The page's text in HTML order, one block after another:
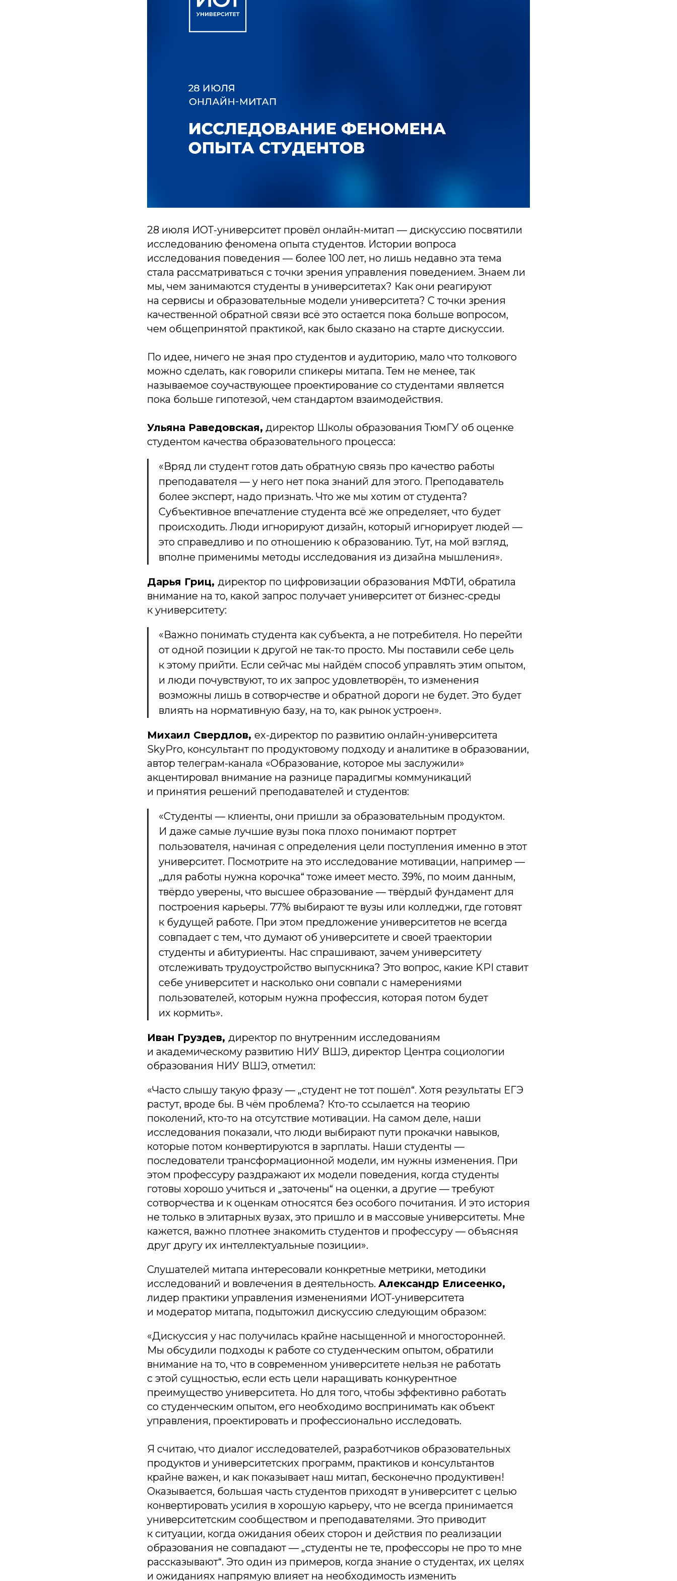
28 июля ИОТ-университет провёл онлайн-митап — дискуссию посвятили
исследованию феномена опыта студентов. Истории вопроса
исследования поведения — более 100 лет, но лишь недавно эта тема
стала рассматриваться с точки зрения управления поведением. Знаем ли
мы, чем занимаются студенты в университетах? Как они реагируют
на сервисы и образовательные модели университета? С точки зрения
качественной обратной связи всё это остается пока больше вопросом,
чем общепринятой практикой, как было сказано на старте дискуссии.
По идее, ничего не зная про студентов и аудиторию, мало что толкового
можно сделать, как говорили спикеры митапа. Тем не менее, так
называемое соучаствующее проектирование со студентами является
пока больше гипотезой, чем стандартом взаимодействия.
Ульяна Раведовская, директор Школы образования ТюмГУ об оценке
студентом качества образовательного процесса:
«Вряд ли студент готов дать обратную связь про качество работы
преподавателя — у него нет пока знаний для этого. Преподаватель
более эксперт, надо признать. Что же мы хотим от студента?
Субъективное впечатление студента всё же определяет, что будет
происходить. Люди игнорируют дизайн, который игнорирует людей —
это справедливо и по отношению к образованию. Тут, на мой взгляд,
вполне применимы методы исследования из дизайна мышления».
Дарья Гриц, директор по цифровизации образования МФТИ, обратила
внимание на то, какой запрос получает университет от бизнес-среды
к университету:
«Важно понимать студента как субъекта, а не потребителя. Но перейти
от одной позиции к другой не так-то просто. Мы поставили себе цель
к этому прийти. Если сейчас мы найдём способ управлять этим опытом,
и люди почувствуют, то их запрос удовлетворён, то изменения
возможны лишь в сотворчестве и обратной дороги не будет. Это будет
влиять на нормативную базу, на то, как рынок устроен».
Михаил Свердлов, ex-директор по развитию онлайн-университета
SkyPro, консультант по продуктовому подходу и аналитике в образовании,
автор телеграм-канала «Образование, которое мы заслужили»
акцентировал внимание на разнице парадигмы коммуникаций
и принятия решений преподавателей и студентов:
«Студенты — клиенты, они пришли за образовательным продуктом.
И даже самые лучшие вузы пока плохо понимают портрет
пользователя, начиная с определения цели поступления именно в этот
университет. Посмотрите на это исследование мотивации, например —
„для работы нужна корочка“ тоже имеет место. 39%, по моим данным,
твёрдо уверены, что высшее образование — твёрдый фундамент для
построения карьеры. 77% выбирают те вузы или колледжи, где готовят
к будущей работе. При этом предложение университетов не всегда
совпадает с тем, что думают об университете и своей траектории
студенты и абитуриенты. Нас спрашивают, зачем университету
отслеживать трудоустройство выпускника? Это вопрос, какие KPI ставит
себе университет и насколько они совпали с намерениями
пользователей, которым нужна профессия, которая потом будет
их кормить».
Иван Груздев, директор по внутренним исследованиям
и академическому развитию НИУ ВШЭ, директор Центра социологии
образования НИУ ВШЭ, отметил:
«Часто слышу такую фразу — „студент не тот пошёл“. Хотя результаты ЕГЭ
растут, вроде бы. В чём проблема? Кто-то ссылается на теорию
поколений, кто-то на отсутствие мотивации. На самом деле, наши
исследования показали, что люди выбирают пути прокачки навыков,
которые потом конвертируются в зарплаты. Наши студенты —
последователи трансформационной модели, им нужны изменения. При
этом профессуру раздражают их модели поведения, когда студенты
готовы хорошо учиться и „заточены“ на оценки, а другие — требуют
сотворчества и к оценкам относятся без особого почитания. И это история
не только в элитарных вузах, это пришло и в массовые университеты. Мне
кажется, важно плотнее знакомить студентов и профессуру — объясняя
друг другу их интеллектуальные позиции».
Слушателей митапа интересовали конкретные метрики, методики
исследований и вовлечения в деятельность. Александр Елисеенко,
лидер практики управления изменениями ИОТ-университета
и модератор митапа, подытожил дискуссию следующим образом:
«Дискуссия у нас получилась крайне насыщенной и многосторонней.
Мы обсудили подходы к работе со студенческим опытом, обратили
внимание на то, что в современном университете нельзя не работать
с этой сущностью, если есть цели наращивать конкурентное
преимущество университета. Но для того, чтобы эффективно работать
со студенческим опытом, его необходимо воспринимать как объект
управления, проектировать и профессионально исследовать.
Я считаю, что диалог исследователей, разработчиков образовательных
продуктов и университетских программ, практиков и консультантов
крайне важен, и как показывает наш митап, бесконечно продуктивен!
Оказывается, большая часть студентов приходят в университет с целью
конвертировать усилия в хорошую карьеру, что не всегда принимается
университетским сообществом и преподавателями. Это приводит
к ситуации, когда ожидания обеих сторон и действия по реализации
образования не совпадают — „студенты не те, профессоры не про то мне
рассказывают“. Это один из примеров, когда знание о студентах, их целях
и ожиданиях напрямую влияет на необходимость изменить